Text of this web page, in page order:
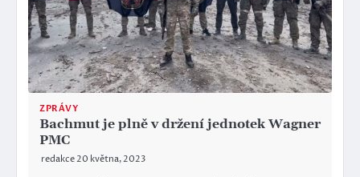
ZPRÁVY
Bachmut je plně v držení jednotek Wagner
PMC
redakce20 května, 2023